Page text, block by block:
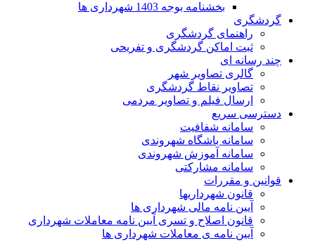
بخشنامه بوجه 1403 شهرداری ها
گردشگری
راهنمای گردشگری
ثبت اماکن گردشگری و تفریحی
چند رسانه ای
گالری تصاویر شهر
تصاویر نقاط گردشگری
ارسال فیلم و تصاویر مردمی
دسترسی سریع
سامانه شفافیت
سامانه باشگاه شهروندی
سامانه آموزش شهروندی
سامانه مشارکتی
قوانین و مقررات
قانون شهرداریها
آیین نامه مالی شهرداری ها
قانون اصلاح و تسری آیین نامه معاملات شهرداری
آیین نامه ی معاملات شهرداری ها